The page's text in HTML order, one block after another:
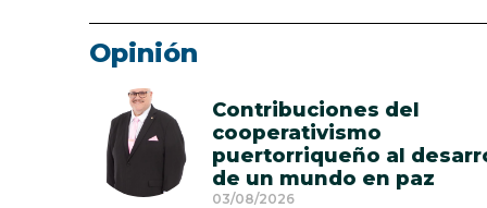
Opinión
Contribuciones del
cooperativismo
puertorriqueño al
de un mundo en paz
03/08/2026